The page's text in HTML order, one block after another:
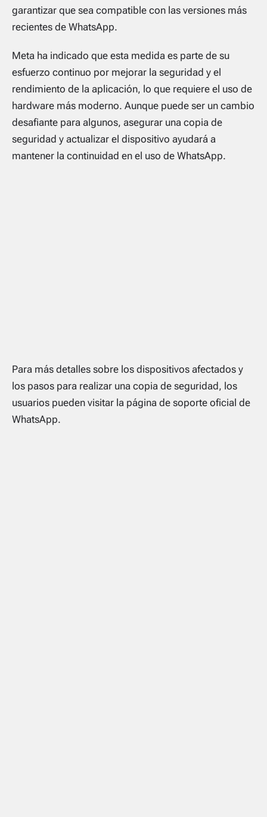
garantizar que sea compatible con las versiones más
recientes de WhatsApp.
Meta ha indicado que esta medida es parte de su
esfuerzo continuo por mejorar la seguridad y el
rendimiento de la aplicación, lo que requiere el uso de
hardware más moderno. Aunque puede ser un cambio
desafiante para algunos, asegurar una copia de
seguridad y actualizar el dispositivo ayudará a
mantener la continuidad en el uso de WhatsApp.
Para más detalles sobre los dispositivos afectados y
los pasos para realizar una copia de seguridad, los
usuarios pueden visitar la página de soporte oficial de
WhatsApp.